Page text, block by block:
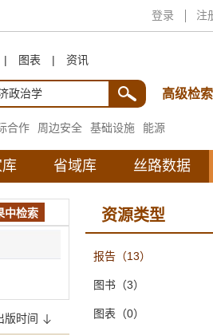
登录 注
| 图表 | 资讯
高级检索
合作 周边安全 基础设施
能源
库 省域库 丝路数据
版时间
资源类型
报告 （13）
图书 （3）
图表 （0）